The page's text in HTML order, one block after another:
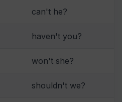
can't he?
haven't you?
won't she?
shouldn't we?